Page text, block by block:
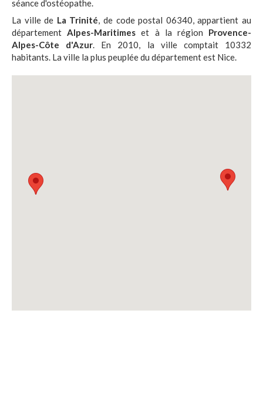
séance d'ostéopathe.
La ville de La Trinité, de code postal 06340, appartient au
départementAlpes-Maritimes et à la région Provence-
Alpes-Côte d'Azur. En 2010, la ville comptait 10332
habitants. La ville la plus peuplée du département est Nice.